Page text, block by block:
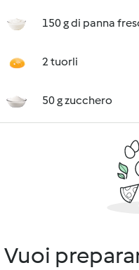
150 g di panna
2 tuorli
50 g zucchero
Vuoi